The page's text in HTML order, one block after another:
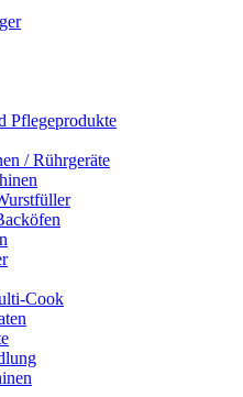
Pflegeprodukte
/ Rührgeräte
Cook